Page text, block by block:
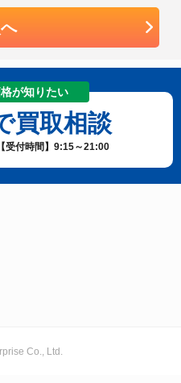
が知りたい
買取相談
受付時間】9:15～21:00
Co., Ltd.